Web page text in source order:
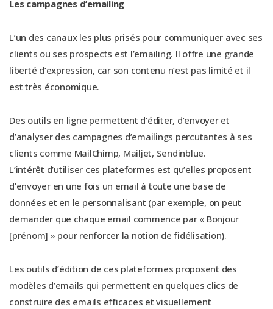
Les campagnes d’emailing
L’un des canaux les plus prisés pour communiquer avec ses
clients ou ses prospects est l’emailing. Il offre une grande
liberté d’expression, car son contenu n’est pas limité et il
est très économique.
Des outils en ligne permettent d’éditer, d’envoyer et
d’analyser des campagnes d’emailings percutantes à ses
clients comme MailChimp, Mailjet, Sendinblue.
L’intérêt d’utiliser ces plateformes est qu’elles proposent
d’envoyer en une fois un email à toute une base de
données et en le personnalisant (par exemple, on peut
demander que chaque email commence par « Bonjour
[prénom] » pour renforcer la notion de fidélisation).
Les outils d’édition de ces plateformes proposent des
modèles d’emails qui permettent en quelques clics de
construire des emails efficaces et visuellement